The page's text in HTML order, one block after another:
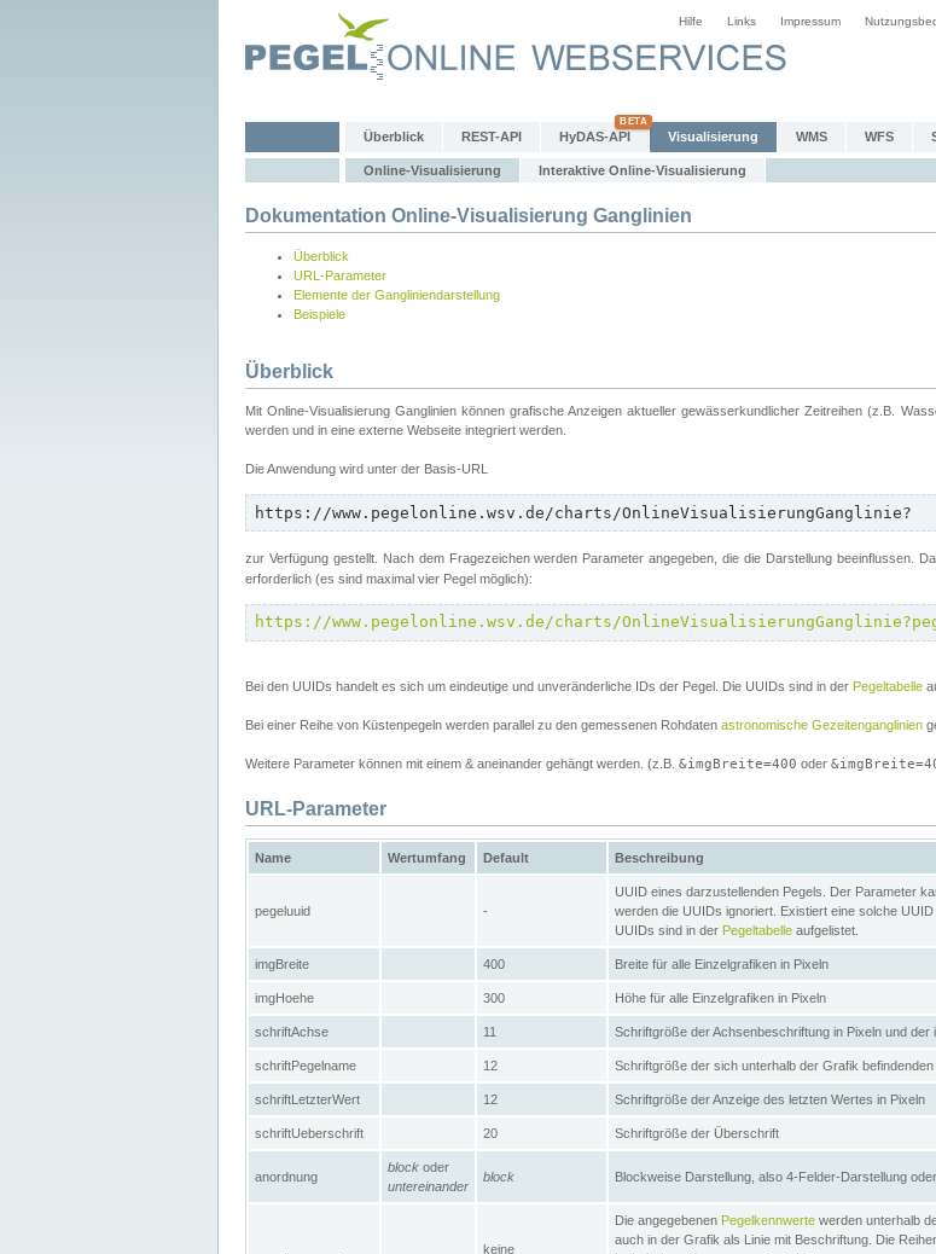
Hilfe Links Impressum
Überblick REST-API HyDAS-API Visualisierung WMS WFS
Online-Visualisierung Interaktive Online-Visualisierung
Dokumentation Online-Visualisierung Ganglinien
Überblick
URL-Parameter
Elemente der Gangliniendarstellung
Beispiele
Überblick
Mit Online-Visualisierung Ganglinien können grafische Anzeigen aktueller gewässerkundlicher Zeitreihen (z.B.
werden und in eine externe Webseite integriert werden.
Die Anwendung wird unter der Basis-URL
https://www.pegelonline.wsv.de/charts/OnlineVisualisierungGanglinie?
zur Verfügung gestellt. Nach dem Fragezeichen werden Parameter angegeben, die die Darstellung beeinflussen.
erforderlich (es sind maximal vier Pegel möglich):
https://www.pegelonline.wsv.de/charts/
Bei den UUIDs handelt es sich um eindeutige und unveränderliche IDs der Pegel. Die UUIDs sind in der Pegeltabelle
Bei einer Reihe von Küstenpegeln werden parallel zu den gemessenen Rohdaten astronomische Gezeitenganglinien
Weitere Parameter können mit einem & aneinander gehängt werden. (z.B. &imgBreite=400 oder
URL-Parameter
Name Wertumfang Default Beschreibung
pegeluuid -
UUID eines darzustellenden Pegels. Der Parameter
werden die UUIDs ignoriert. Existiert eine solche
UUIDs sind in der Pegeltabelle aufgelistet.
imgBreite 400 Breite für alle Einzelgrafiken in Pixeln
imgHoehe 300 Höhe für alle Einzelgrafiken in Pixeln
schriftAchse 11 Schriftgröße der Achsenbeschriftung in Pixeln und
schriftPegelname 12 Schriftgröße der sich unterhalb der Grafik
schriftLetzterWert 12 Schriftgröße der Anzeige des letzten Wertes in Pixeln
schriftUeberschrift 20 Schriftgröße der Überschrift
anordnung
block oder
untereinander
block Blockweise Darstellung, also 4-Felder-Darstellung
keine
Die angegebenen Pegelkennwerte werden unterhalb
auch in der Grafik als Linie mit Beschriftung. Die